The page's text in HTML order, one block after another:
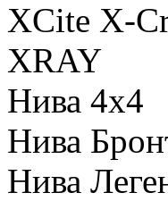
XCite X-
XRAY
Нива 4х4
Нива
Нива